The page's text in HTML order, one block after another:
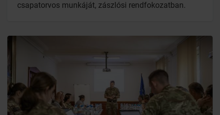
csapatorvos munkáját, zászlósi rendfokozatban.